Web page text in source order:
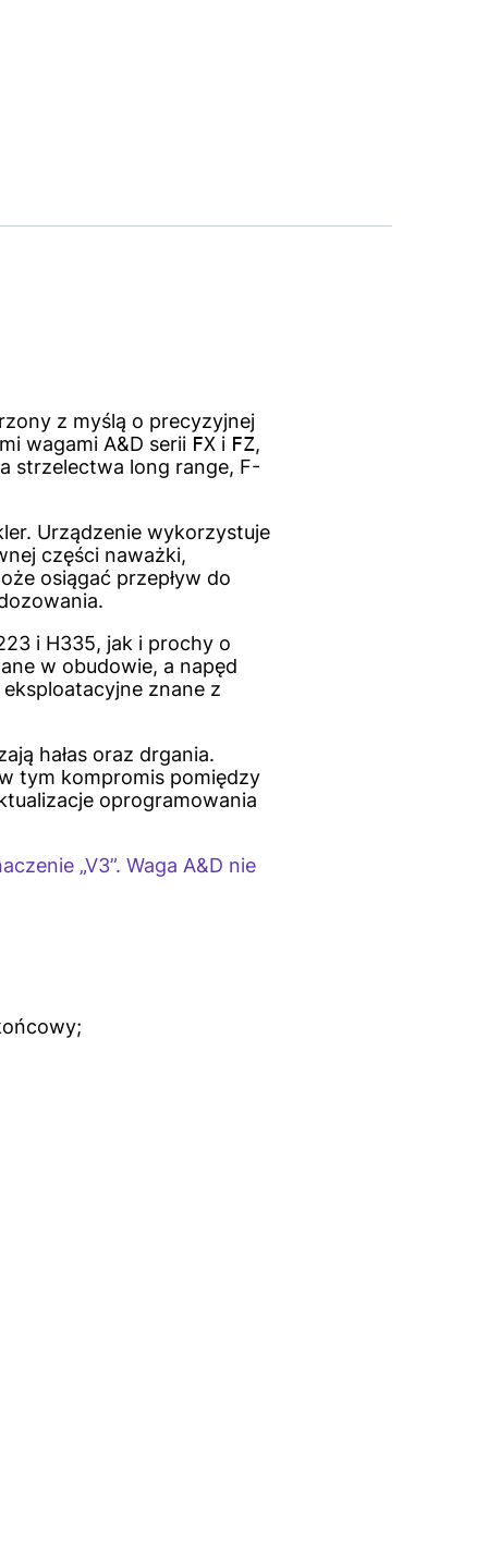
z myślą o precyzyjnej
wagami A&D serii FX i FZ,
strzelectwa long range, F-
Urządzenie wykorzystuje
części naważki,
osiągać przepływ do
i H335, jak i prochy o
w obudowie, a napęd
znane z
hałas oraz drgania.
tym kompromis pomiędzy
oprogramowania
„V3”. Waga A&D nie